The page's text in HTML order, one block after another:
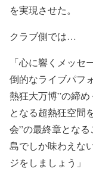
を実現させた。
クラブ側では…
「心に響くメッ
倒的なライブパフ
熱狂大万博”の締
となる超熱狂空間
会”の最終章とな
島でしか味わえな
ジをしましょう」